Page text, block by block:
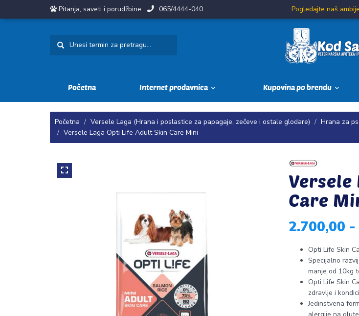
Pitanja, saveti i porudžbine 065/4444-040 Pogledajte naš
Početna Internet prodavnica Kupovina po brendu
Početna Versele Laga (Hrana i poslastice za papagaje, zečeve i ostale glodare) Hrana za
Versele Laga Opti Life Adult Skin Care Mini
Versele
Care
2.700,00
Opti Life Skin
Specijalno
manje od 10kg
Opti Life Skin
zdravlje i
Jedinstvena